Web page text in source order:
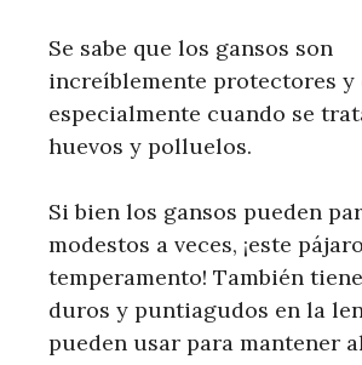
Se sabe que los gansos son
increíblemente protectores y
especialmente cuando se
huevos y polluelos.
Si bien los gansos pueden
modestos a veces, ¡este
temperamento! También
duros y puntiagudos en la
pueden usar para mantener